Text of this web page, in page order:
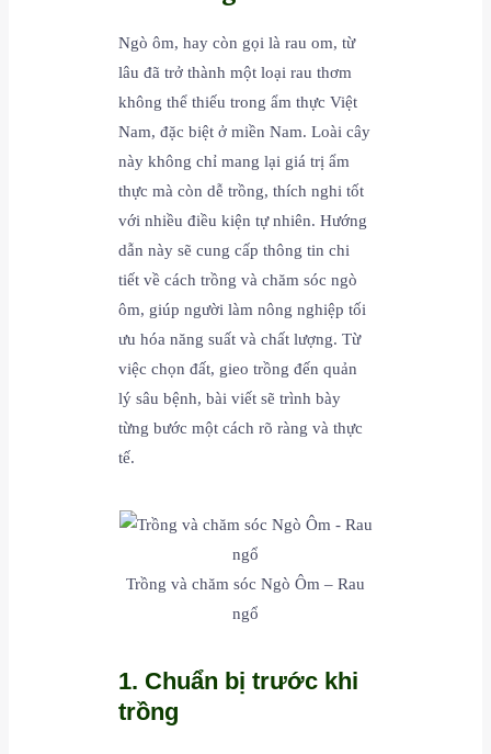
Ngò ôm, hay còn gọi là rau om, từ
lâu đã trở thành một loại rau thơm
không thể thiếu trong ẩm thực Việt
Nam, đặc biệt ở miền Nam. Loài cây
này không chỉ mang lại giá trị ẩm
thực mà còn dễ trồng, thích nghi tốt
với nhiều điều kiện tự nhiên. Hướng
dẫn này sẽ cung cấp thông tin chi
tiết về cách trồng và chăm sóc ngò
ôm, giúp người làm nông nghiệp tối
ưu hóa năng suất và chất lượng. Từ
việc chọn đất, gieo trồng đến quản
lý sâu bệnh, bài viết sẽ trình bày
từng bước một cách rõ ràng và thực
tế.
Trồng và chăm sóc Ngò Ôm – Rau
ngổ
1. Chuẩn bị trước khi
trồng